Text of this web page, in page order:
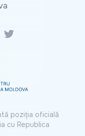
Twitter
poziția oficială
cu Republica